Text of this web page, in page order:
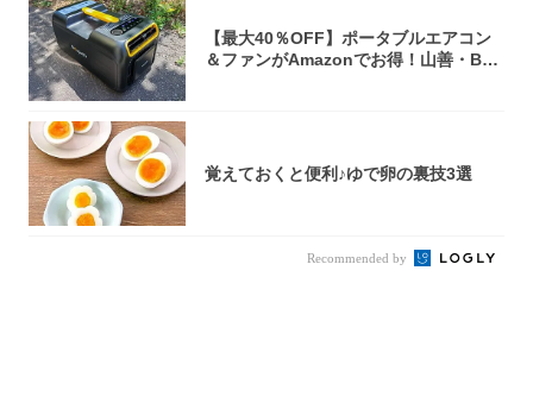
【最大40％OFF】ポータブルエアコン
＆ファンがAmazonでお得！山善・Bo
覚えておくと便利♪ゆで卵の裏技3選
Recommended by